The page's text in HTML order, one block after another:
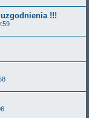
!!!